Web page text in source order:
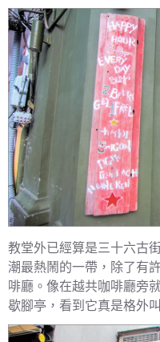
教堂外已經算是三十六古
潮最熱鬧的一帶，除了有
啡廳。像在越共咖啡廳旁
歇腳亭，看到它真是格外